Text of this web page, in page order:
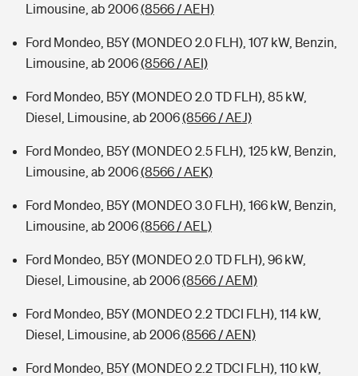
Limousine, ab 2006(8566 / AEH)
Ford Mondeo, B5Y (MONDEO 2.0 FLH), 107 kW, Benzin,
Limousine, ab 2006(8566 / AEI)
Ford Mondeo, B5Y (MONDEO 2.0 TD FLH), 85 kW,
Diesel, Limousine, ab 2006(8566 / AEJ)
Ford Mondeo, B5Y (MONDEO 2.5 FLH), 125 kW, Benzin,
Limousine, ab 2006(8566 / AEK)
Ford Mondeo, B5Y (MONDEO 3.0 FLH), 166 kW, Benzin,
Limousine, ab 2006(8566 / AEL)
Ford Mondeo, B5Y (MONDEO 2.0 TD FLH), 96 kW,
Diesel, Limousine, ab 2006(8566 / AEM)
Ford Mondeo, B5Y (MONDEO 2.2 TDCI FLH), 114 kW,
Diesel, Limousine, ab 2006(8566 / AEN)
Ford Mondeo, B5Y (MONDEO 2.2 TDCI FLH), 110 kW,